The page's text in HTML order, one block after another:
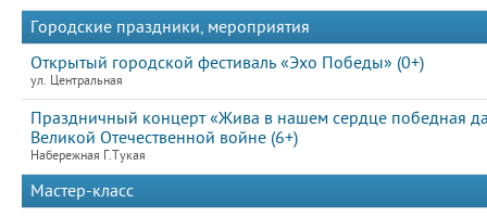
Городские праздники, мероприятия
Открытый городской фестиваль «Эхо Победы» (0+)
ул. Центральная
Праздничный концерт «Жива в нашем сердце победная
Великой Отечественной войне (6+)
Набережная Г.Тукая
Мастер-класс